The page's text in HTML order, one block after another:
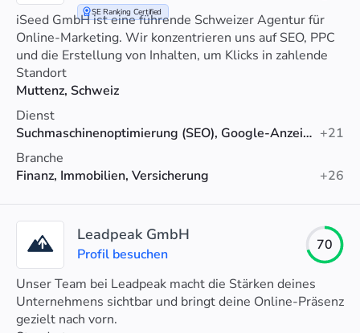
SE Ranking Certified
iSeed GmbH ist eine führende Schweizer Agentur für
Online-Marketing. Wir konzentrieren uns auf SEO, PPC
und die Erstellung von Inhalten, um Klicks in zahlende
Kunden zu verwandeln.
Standort
Muttenz, Schweiz
Dienst
Suchmaschinenoptimierung (SEO), Google-Anzeigen, Web-Design +21
Branche
Finanz, Immobilien, Versicherung
+26
Leadpeak GmbH
Profil besuchen
70
Unser Team bei Leadpeak macht die Stärken deines
Unternehmens sichtbar und bringt deine Online-Präsenz
gezielt nach vorn.